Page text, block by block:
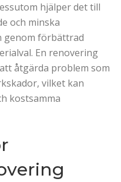
hjälper det till
och minska
genom förbättrad
En renovering
åtgärda problem som
vilket kan
kostsamma